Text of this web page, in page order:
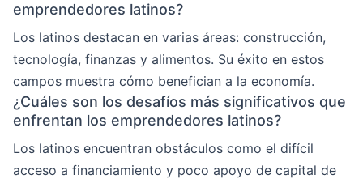
emprendedores latinos?
Los latinos destacan en varias áreas: construcción,
tecnología, finanzas y alimentos. Su éxito en estos
campos muestra cómo benefician a la economía.
¿Cuáles son los desafíos más significativos que
enfrentan los emprendedores latinos?
Los latinos encuentran obstáculos como el difícil
acceso a financiamiento y poco apoyo de capital de